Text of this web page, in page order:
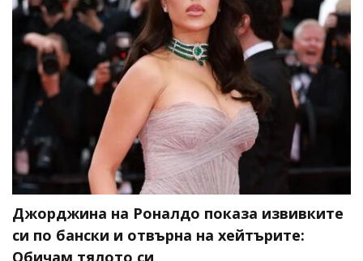
Джорджина на Роналдо показа извивките
си по бански и отвърна на хейтърите:
Обичам тялото си